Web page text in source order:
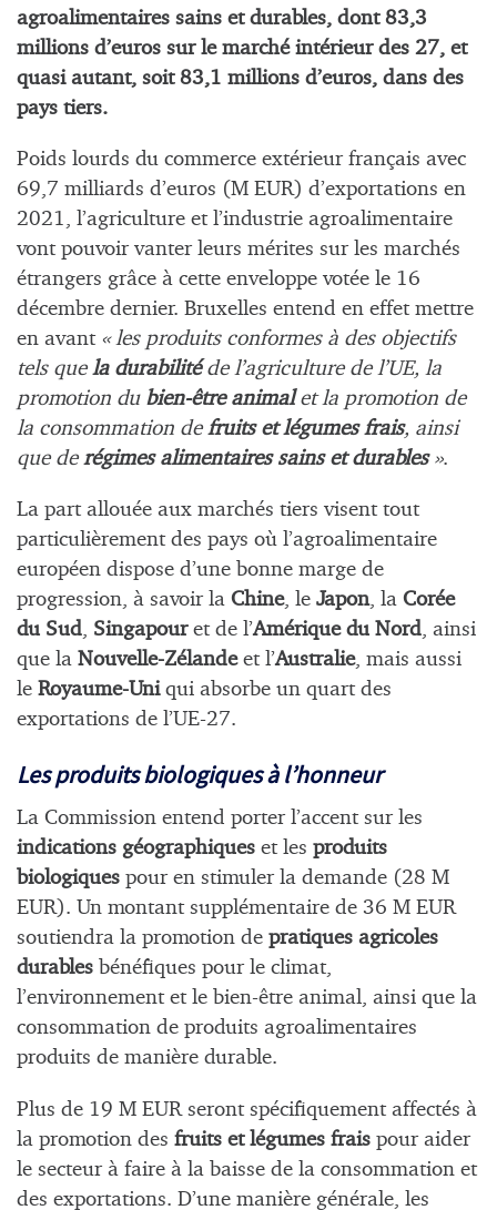
agroalimentaires sains et durables, dont 83,3
millions d’euros sur le marché intérieur des 27, et
quasi autant, soit 83,1 millions d’euros, dans des
pays tiers.
Poids lourds du commerce extérieur français avec
69,7 milliards d’euros (M EUR) d’exportations en
2021, l’agriculture et l’industrie agroalimentaire
vont pouvoir vanter leurs mérites sur les marchés
étrangers grâce à cette enveloppe votée le 16
décembre dernier. Bruxelles entend en effet mettre
en avant « les produits conformes à des objectifs
tels quela durabilitéde l’agriculture de l’UE, la
promotion du bien-être animalet la promotion de
la consommation defruits et légumes frais, ainsi
que derégimes alimentaires sains et durables».
La part allouée aux marchés tiers visent tout
particulièrement des pays où l’agroalimentaire
européen dispose d’une bonne marge de
progression, à savoir la Chine, le Japon, la Corée
du Sud, Singapour et de l’Amérique du Nord, ainsi
que la Nouvelle-Zélande et l’Australie, mais aussi
le Royaume-Uniqui absorbe un quart des
exportations de l’UE-27.
Les produits biologiques à l’honneur
La Commission entend porter l’accent sur les
indications géographiques et les produits
biologiques pour en stimuler la demande (28 M
EUR). Un montant supplémentaire de 36 M EUR
soutiendra la promotion de pratiques agricoles
durables bénéfiques pour le climat,
l’environnement et le bien-être animal, ainsi que la
consommation de produits agroalimentaires
produits de manière durable.
Plus de 19 M EUR seront spécifiquement affectés à
la promotion des fruits et légumes frais pour aider
le secteur à faire à la baisse de la consommation et
des exportations. D’une manière générale, les